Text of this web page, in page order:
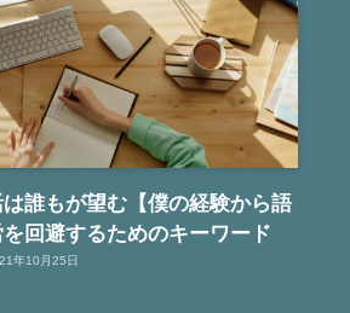
誰もが望む【僕の経験から語
回避するためのキーワード
年10月25日